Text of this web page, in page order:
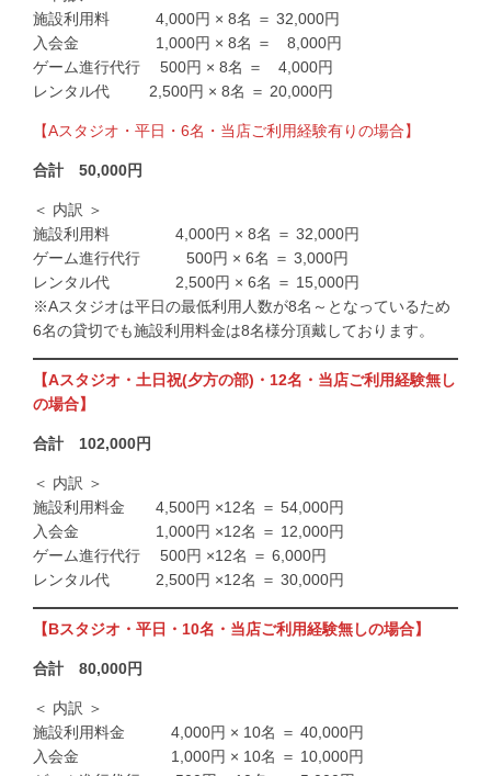
施設利用料 4,000円 × 8名 ＝ 32,000円
入会金 1,000円 × 8名 ＝ 8,000円
ゲーム進行代行 500円 × 8名 ＝ 4,000円
レンタル代 2,500円 × 8名 ＝ 20,000円
【Aスタジオ・平日・6名・当店ご利用経験有りの場合】
合計 50,000円
＜ 内訳 ＞
施設利用料 4,000円 × 8名 ＝ 32,000円
ゲーム進行代行 500円 × 6名 ＝ 3,000円
レンタル代 2,500円 × 6名 ＝ 15,000円
※Aスタジオは平日の最低利用人数が8名～となっているため
6名の貸切でも施設利用料金は8名様分頂戴しております。
【Aスタジオ・土日祝(夕方の部)・12名・当店ご利用経験無し
の場合】
合計 102,000円
＜ 内訳 ＞
施設利用料金 4,500円 ×12名 ＝ 54,000円
入会金 1,000円 ×12名 ＝ 12,000円
ゲーム進行代行 500円 ×12名 ＝ 6,000円
レンタル代 2,500円 ×12名 ＝ 30,000円
【Bスタジオ・平日・10名・当店ご利用経験無しの場合】
合計 80,000円
＜ 内訳 ＞
施設利用料金 4,000円 × 10名 ＝ 40,000円
入会金 1,000円 × 10名 ＝ 10,000円